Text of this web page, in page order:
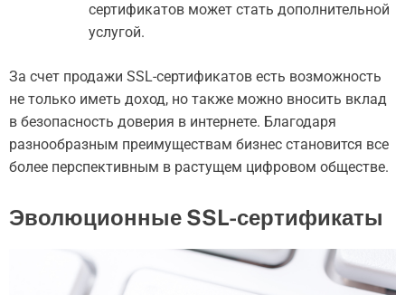
сертификатов может стать дополнительной
услугой.
За счет продажи SSL-сертификатов есть возможность
не только иметь доход, но также можно вносить вклад
в безопасность доверия в интернете. Благодаря
разнообразным преимуществам бизнес становится все
более перспективным в растущем цифровом обществе.
Эволюционные SSL-сертификаты